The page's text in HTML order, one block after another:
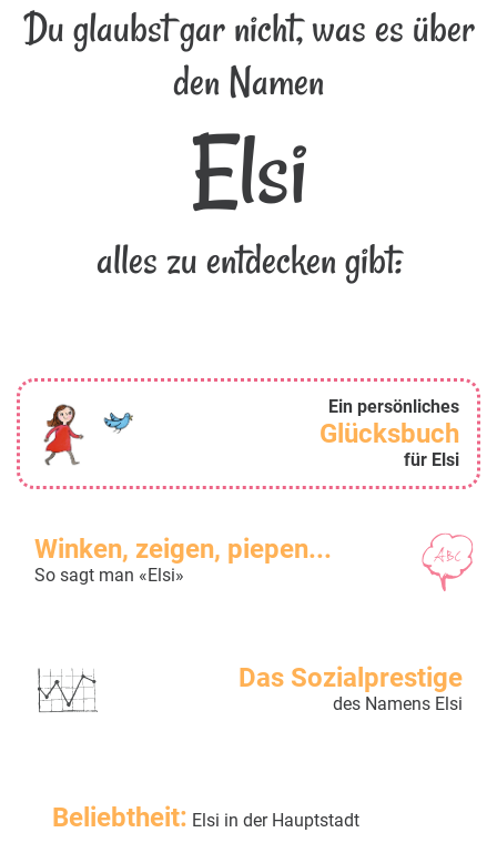
Du glaubst gar nicht, was es über
den Namen
Elsi
alles zu entdecken gibt:
Ein persönliches
Glücksbuch
für Elsi
Winken, zeigen, piepen...
So sagt man «Elsi»
Das Sozialprestige
des Namens Elsi
Beliebtheit: Elsi in der Hauptstadt